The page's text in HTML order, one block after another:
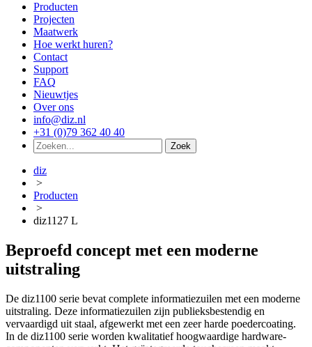
Producten
Projecten
Maatwerk
Hoe werkt huren?
Contact
Support
FAQ
Nieuwtjes
Over ons
info@diz.nl
+31 (0)79 362 40 40
diz
>
Producten
>
diz1127 L
Beproefd concept met een moderne
uitstraling
De diz1100 serie bevat complete informatiezuilen met een moderne
uitstraling. Deze informatiezuilen zijn publieksbestendig en
vervaardigd uit staal, afgewerkt met een zeer harde poedercoating.
In de diz1100 serie worden kwalitatief hoogwaardige hardware-